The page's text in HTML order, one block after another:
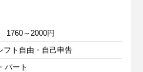
1760～2000円
フト自由・自己申告
パート